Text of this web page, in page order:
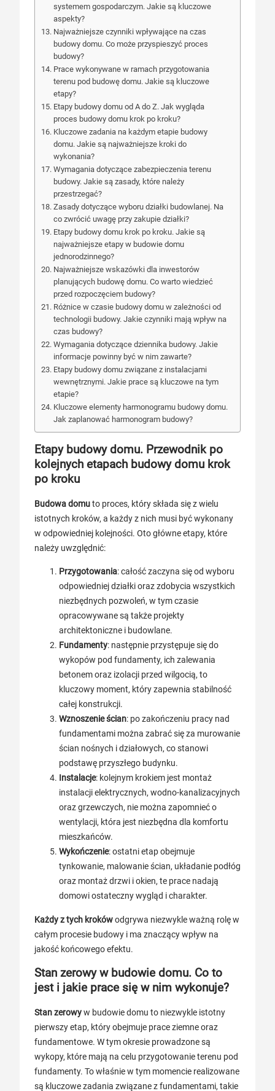
systemem gospodarczym. Jakie są kluczowe
aspekty?
Najważniejsze czynniki wpływające na czas
budowy domu. Co może przyspieszyć proces
budowy?
Prace wykonywane w ramach przygotowania
terenu pod budowę domu. Jakie są kluczowe
etapy?
Etapy budowy domu od A do Z. Jak wygląda
proces budowy domu krok po kroku?
Kluczowe zadania na każdym etapie budowy
domu. Jakie są najważniejsze kroki do
wykonania?
Wymagania dotyczące zabezpieczenia terenu
budowy. Jakie są zasady, które należy
przestrzegać?
Zasady dotyczące wyboru działki budowlanej. Na
co zwrócić uwagę przy zakupie działki?
Etapy budowy domu krok po kroku. Jakie są
najważniejsze etapy w budowie domu
jednorodzinnego?
Najważniejsze wskazówki dla inwestorów
planujących budowę domu. Co warto wiedzieć
przed rozpoczęciem budowy?
Różnice w czasie budowy domu w zależności od
technologii budowy. Jakie czynniki mają wpływ na
czas budowy?
Wymagania dotyczące dziennika budowy. Jakie
informacje powinny być w nim zawarte?
Etapy budowy domu związane z instalacjami
wewnętrznymi. Jakie prace są kluczowe na tym
etapie?
Kluczowe elementy harmonogramu budowy domu.
Jak zaplanować harmonogram budowy?
Etapy budowy domu. Przewodnik po
kolejnych etapach budowy domu krok
po kroku
Budowa domuto proces, który składa się z wielu
istotnych kroków, a każdy z nich musi być wykonany
w odpowiedniej kolejności. Oto główne etapy, które
należy uwzględnić:
Przygotowania: całość zaczyna się od wyboru
odpowiedniej działki oraz zdobycia wszystkich
niezbędnych pozwoleń, w tym czasie
opracowywane są także projekty
architektoniczne i budowlane.
Fundamenty: następnie przystępuje się do
wykopów pod fundamenty, ich zalewania
betonem oraz izolacji przed wilgocią, to
kluczowy moment, który zapewnia stabilność
całej konstrukcji.
Wznoszenie ścian: po zakończeniu pracy nad
fundamentami można zabrać się za murowanie
ścian nośnych i działowych, co stanowi
podstawę przyszłego budynku.
Instalacje: kolejnym krokiem jest montaż
instalacji elektrycznych, wodno-kanalizacyjnych
oraz grzewczych, nie można zapomnieć o
wentylacji, która jest niezbędna dla komfortu
mieszkańców.
Wykończenie: ostatni etap obejmuje
tynkowanie, malowanie ścian, układanie podłóg
oraz montaż drzwi i okien, te prace nadają
domowi ostateczny wygląd i charakter.
Każdy z tych krokówodgrywa niezwykle ważną rolę w
całym procesie budowy i ma znaczący wpływ na
jakość końcowego efektu.
Stan zerowy w budowie domu. Co to
jest i jakie prace się w nim wykonuje?
Stan zerowyw budowie domu to niezwykle istotny
pierwszy etap, który obejmuje prace ziemne oraz
fundamentowe. W tym okresie prowadzone są
wykopy, które mają na celu przygotowanie terenu pod
fundamenty. To właśnie w tym momencie realizowane
są kluczowe zadania związane z fundamentami, takie